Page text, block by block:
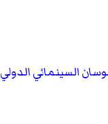
السينمائي الدولي